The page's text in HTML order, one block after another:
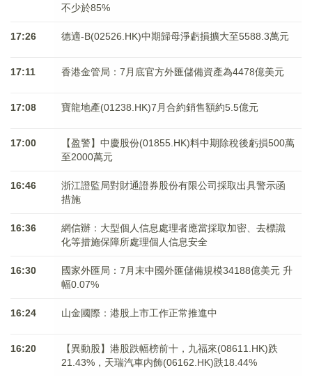
不少於85%
17:26 德適-B(02526.HK)中期歸母淨虧損擴大至5588.3萬元
17:11 香港金管局：7月底官方外匯儲備資產為4478億美元
17:08 寶龍地產(01238.HK)7月合約銷售額約5.5億元
17:00
【盈警】中慶股份(01855.HK)料中期除稅後虧損500萬
至2000萬元
16:46
浙江證監局對財通證券股份有限公司採取出具警示函
措施
16:36
網信辦：大型個人信息處理者應當採取加密、去標識
化等措施保障所處理個人信息安全
16:30
國家外匯局：7月末中國外匯儲備規模34188億美元 升
幅0.07%
16:24 山金國際：港股上市工作正常推進中
16:20
【異動股】港股跌幅榜前十，九福來(08611.HK)跌
21.43%，天瑞汽車内飾(06162.HK)跌18.44%